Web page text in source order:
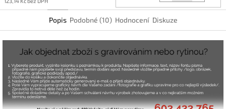
Popis Podobné (10) Hodnocení Diskuze